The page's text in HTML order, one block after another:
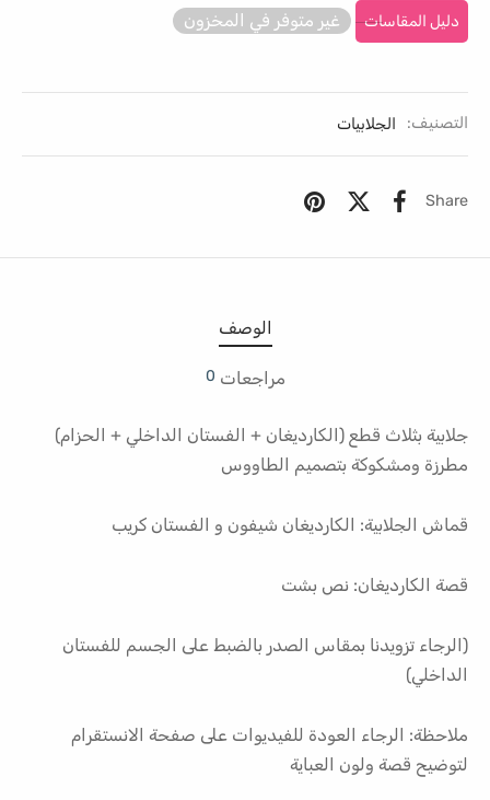
دليل المقاسات غير متوفر في المخزون
التصنيف: الجلابيات
Share
الوصف
مراجعات 0
جلابية بثلاث قطع (الكارديغان + الفستان الداخلي + الحزام)
مطرزة ومشكوكة بتصميم الطاووس
قماش الجلابية: الكارديغان شيفون و الفستان كريب
قصة الكارديغان: نص بشت
(الرجاء تزويدنا بمقاس الصدر بالضبط على الجسم للفستان
الداخلي)
ملاحظة: الرجاء العودة للفيديوات على صفحة الانستقرام
لتوضيح قصة ولون العباية